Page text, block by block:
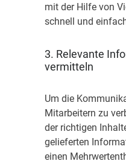
mit der Hilfe von
schnell und
3. Relevante
vermitteln
Um die
Mitarbeitern zu
der richtigen
gelieferten
einen